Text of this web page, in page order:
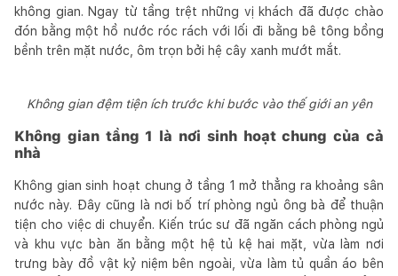
không gian. Ngay từ tầng trệt những vị khách đã được chào
đón bằng một hồ nước róc rách với lối đi bằng bê tông bồng
bềnh trên mặt nước, ôm trọn bởi hệ cây xanh mướt mắt.
Không gian đệm tiện ích trước khi bước vào thế giới an yên
Không gian tầng 1 là nơi sinh hoạt chung của cả
nhà
Không gian sinh hoạt chung ở tầng 1 mở thẳng ra khoảng sân
nước này. Đây cũng là nơi bố trí phòng ngủ ông bà để thuận
tiện cho việc di chuyển. Kiến trúc sư đã ngăn cách phòng ngủ
và khu vực bàn ăn bằng một hệ tủ kệ hai mặt, vừa làm nơi
trưng bày đồ vật kỷ niệm bên ngoài, vừa làm tủ quần áo bên